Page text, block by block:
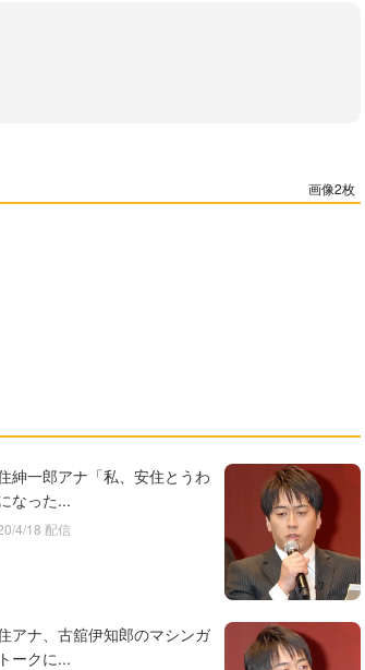
2
紳一郎アナ「私、安住とうわ
なった...
4/18 配信
アナ、古舘伊知郎のマシンガ
ークに...